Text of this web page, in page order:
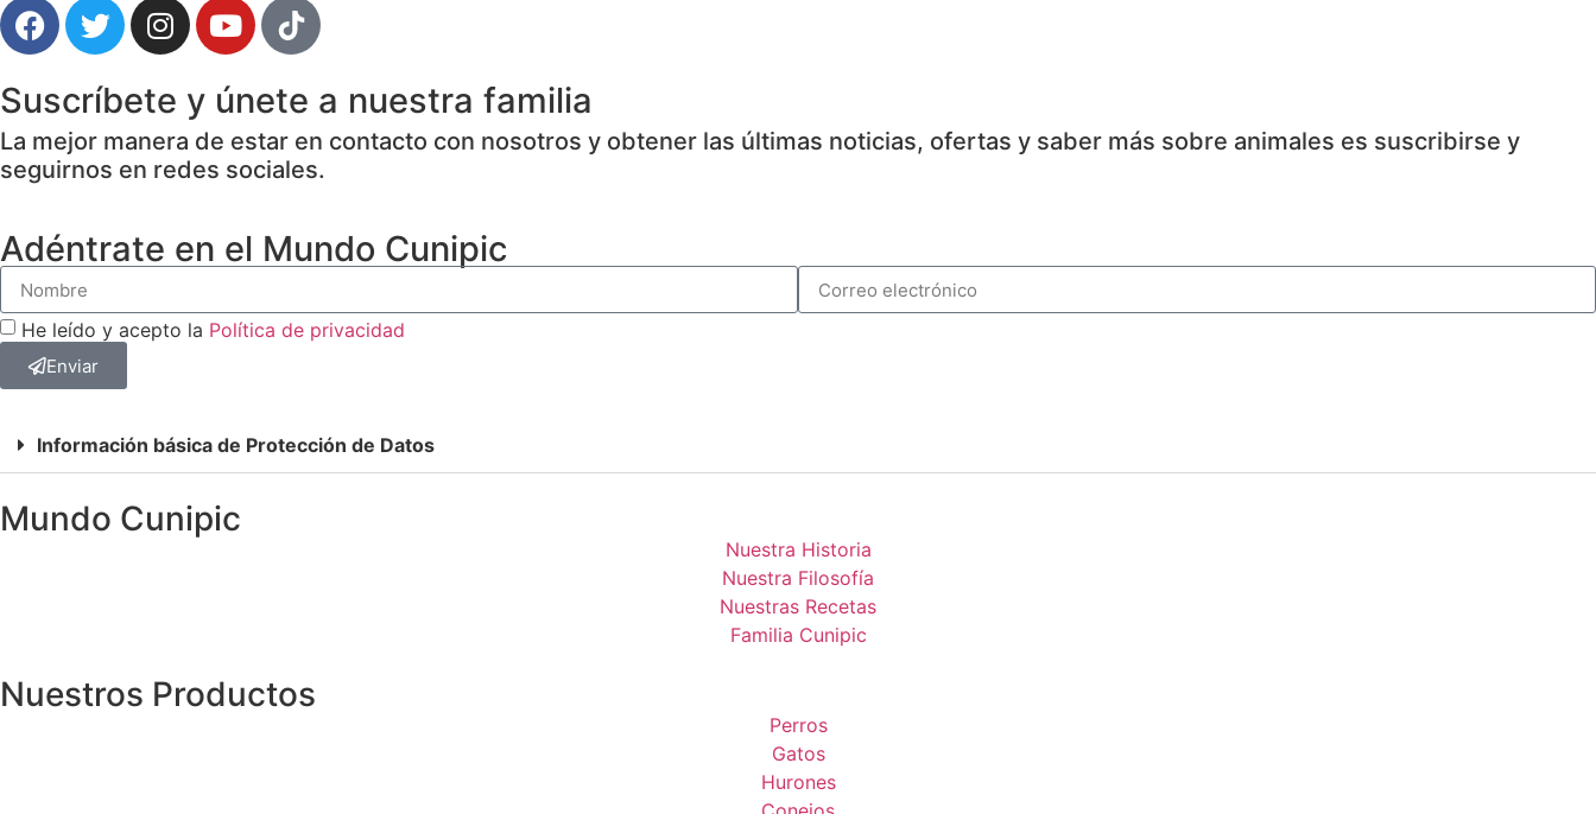
Suscríbete y únete a nuestra familia
La mejor manera de estar en contacto con nosotros y obtener las últimas noticias, ofertas y saber más sobre animales es suscribirse y
seguirnos en redes sociales.
Adéntrate en el Mundo Cunipic
He leído y acepto la Política de privacidad
Enviar
Información básica de Protección de Datos
Mundo Cunipic
Nuestra Historia
Nuestra Filosofía
Nuestras Recetas
Familia Cunipic
Nuestros Productos
Perros
Gatos
Hurones